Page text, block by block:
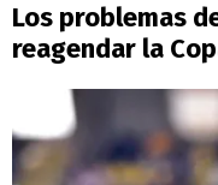
Los problemas
reagendar la